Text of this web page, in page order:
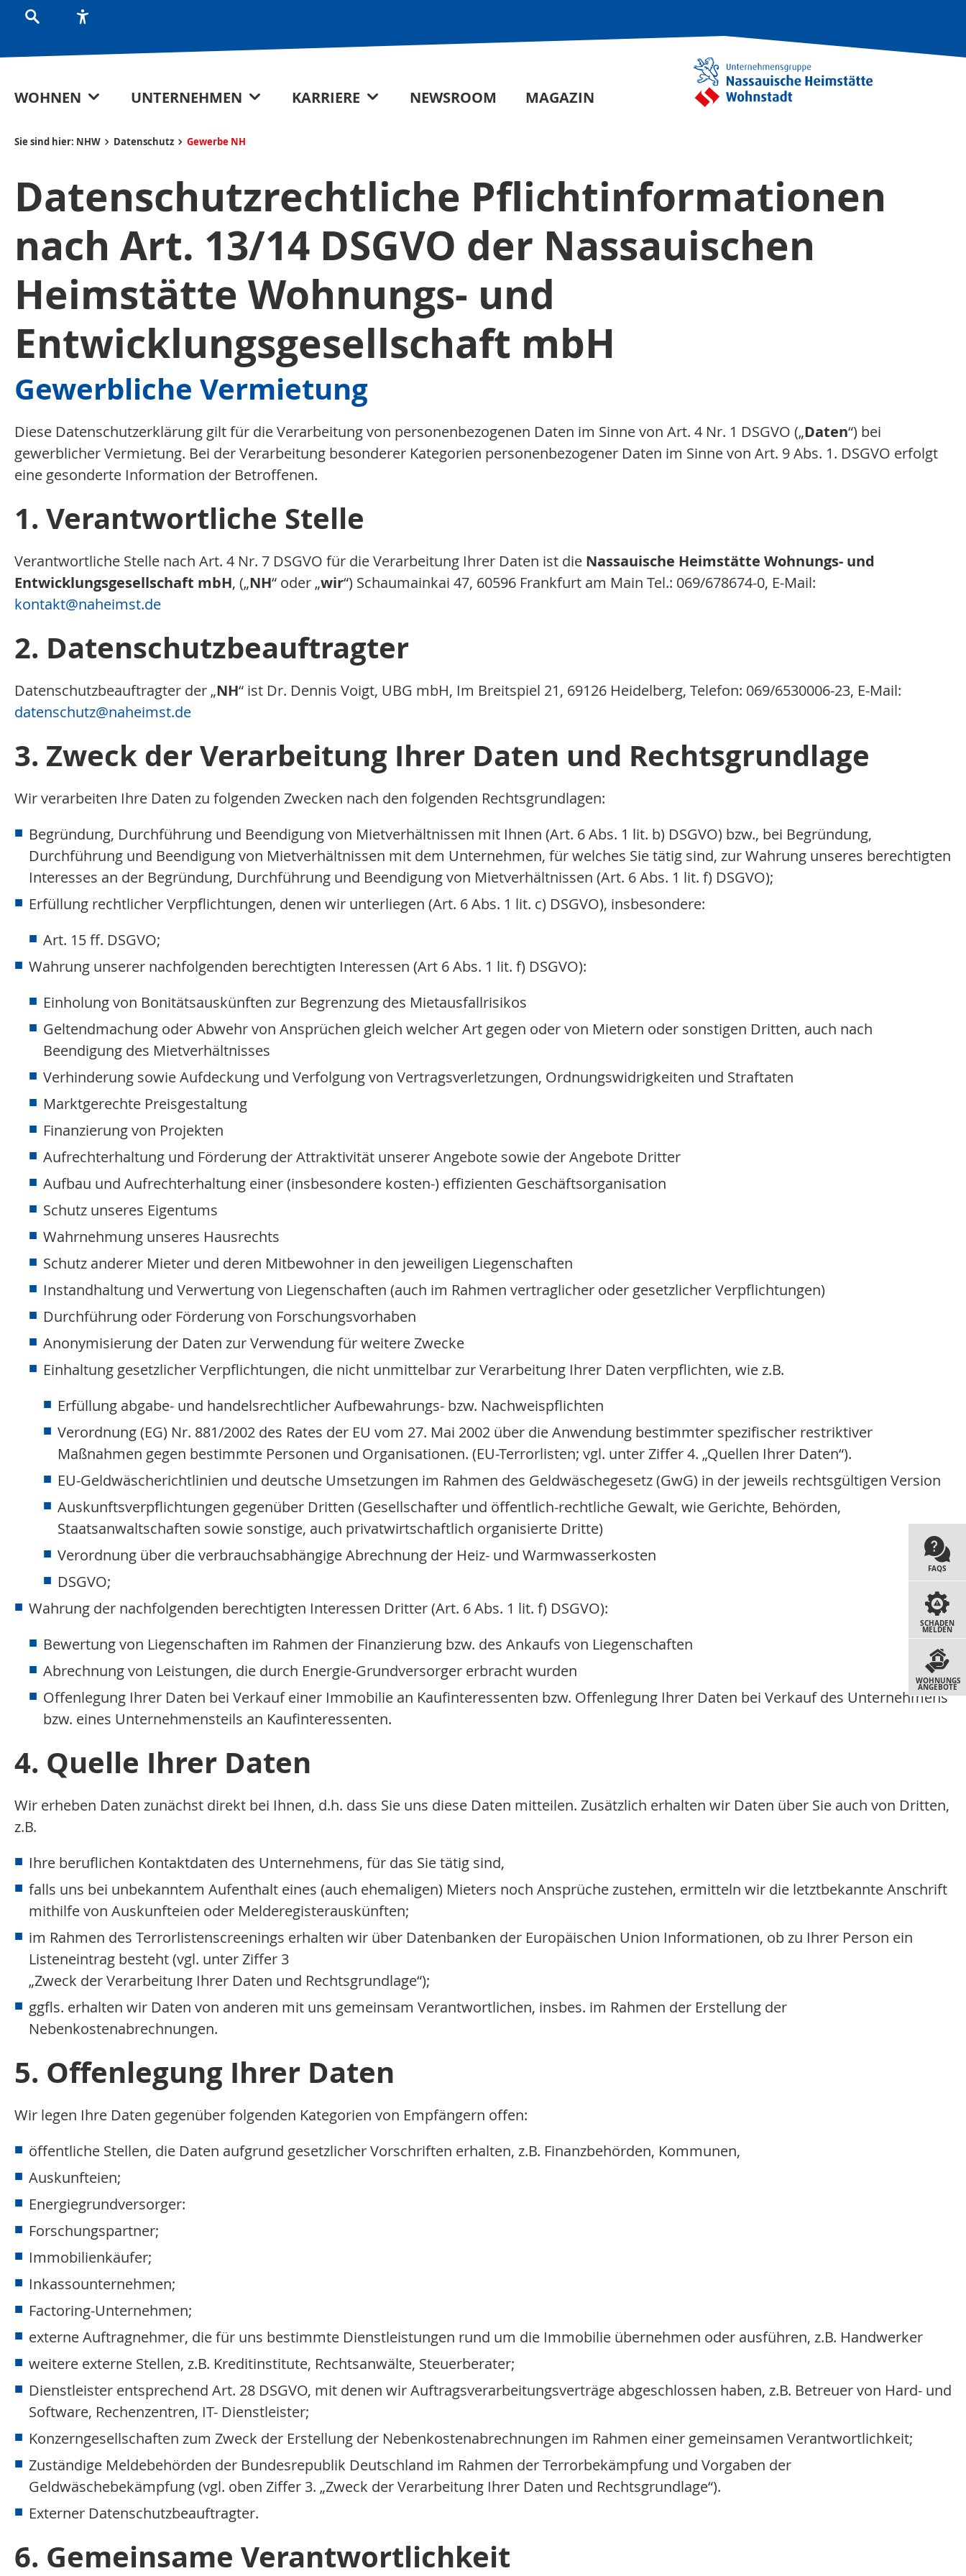
WOHNEN UNTERNEHMEN KARRIERE NEWSROOM MAGAZIN
FAQS
SCHADEN
MELDEN
WOHNUNGS
ANGEBOTE
Sie sind hier: NHW Datenschutz Gewerbe NH
Datenschutzrechtliche Pflichtinformationen
nach Art. 13/14 DSGVO der Nassauischen
Heimstätte Wohnungs- und
Entwicklungsgesellschaft mbH
Gewerbliche Vermietung
Diese Datenschutzerklärung gilt für die Verarbeitung von personenbezogenen Daten im Sinne von Art. 4 Nr. 1 DSGVO („Daten“) bei
gewerblicher Vermietung. Bei der Verarbeitung besonderer Kategorien personenbezogener Daten im Sinne von Art. 9 Abs. 1. DSGVO erfolgt
eine gesonderte Information der Betroffenen.
1. Verantwortliche Stelle
Verantwortliche Stelle nach Art. 4 Nr. 7 DSGVO für die Verarbeitung Ihrer Daten ist die Nassauische Heimstätte Wohnungs- und
Entwicklungsgesellschaft mbH, („NH“ oder „wir“) Schaumainkai 47, 60596 Frankfurt am Main Tel.: 069/678674-0, E-Mail:
kontakt@naheimst.de
2. Datenschutzbeauftragter
Datenschutzbeauftragter der „NH“ ist Dr. Dennis Voigt, UBG mbH, Im Breitspiel 21, 69126 Heidelberg, Telefon: 069/6530006-23, E-Mail:
datenschutz@naheimst.de
3. Zweck der Verarbeitung Ihrer Daten und Rechtsgrundlage
Wir verarbeiten Ihre Daten zu folgenden Zwecken nach den folgenden Rechtsgrundlagen:
Begründung, Durchführung und Beendigung von Mietverhältnissen mit Ihnen (Art. 6 Abs. 1 lit. b) DSGVO) bzw., bei Begründung,
Durchführung und Beendigung von Mietverhältnissen mit dem Unternehmen, für welches Sie tätig sind, zur Wahrung unseres berechtigten
Interesses an der Begründung, Durchführung und Beendigung von Mietverhältnissen (Art. 6 Abs. 1 lit. f) DSGVO);
Erfüllung rechtlicher Verpflichtungen, denen wir unterliegen (Art. 6 Abs. 1 lit. c) DSGVO), insbesondere:
Art. 15 ff. DSGVO;
Wahrung unserer nachfolgenden berechtigten Interessen (Art 6 Abs. 1 lit. f) DSGVO):
Einholung von Bonitätsauskünften zur Begrenzung des Mietausfallrisikos
Geltendmachung oder Abwehr von Ansprüchen gleich welcher Art gegen oder von Mietern oder sonstigen Dritten, auch nach
Beendigung des Mietverhältnisses
Verhinderung sowie Aufdeckung und Verfolgung von Vertragsverletzungen, Ordnungswidrigkeiten und Straftaten
Marktgerechte Preisgestaltung
Finanzierung von Projekten
Aufrechterhaltung und Förderung der Attraktivität unserer Angebote sowie der Angebote Dritter
Aufbau und Aufrechterhaltung einer (insbesondere kosten-) effizienten Geschäftsorganisation
Schutz unseres Eigentums
Wahrnehmung unseres Hausrechts
Schutz anderer Mieter und deren Mitbewohner in den jeweiligen Liegenschaften
Instandhaltung und Verwertung von Liegenschaften (auch im Rahmen vertraglicher oder gesetzlicher Verpflichtungen)
Durchführung oder Förderung von Forschungsvorhaben
Anonymisierung der Daten zur Verwendung für weitere Zwecke
Einhaltung gesetzlicher Verpflichtungen, die nicht unmittelbar zur Verarbeitung Ihrer Daten verpflichten, wie z.B.
Erfüllung abgabe- und handelsrechtlicher Aufbewahrungs- bzw. Nachweispflichten
Verordnung (EG) Nr. 881/2002 des Rates der EU vom 27. Mai 2002 über die Anwendung bestimmter spezifischer restriktiver
Maßnahmen gegen bestimmte Personen und Organisationen. (EU-Terrorlisten; vgl. unter Ziffer 4. „Quellen Ihrer Daten“).
EU-Geldwäscherichtlinien und deutsche Umsetzungen im Rahmen des Geldwäschegesetz (GwG) in der jeweils rechtsgültigen Version
Auskunftsverpflichtungen gegenüber Dritten (Gesellschafter und öffentlich-rechtliche Gewalt, wie Gerichte, Behörden,
Staatsanwaltschaften sowie sonstige, auch privatwirtschaftlich organisierte Dritte)
Verordnung über die verbrauchsabhängige Abrechnung der Heiz- und Warmwasserkosten
DSGVO;
Wahrung der nachfolgenden berechtigten Interessen Dritter (Art. 6 Abs. 1 lit. f) DSGVO):
Bewertung von Liegenschaften im Rahmen der Finanzierung bzw. des Ankaufs von Liegenschaften
Abrechnung von Leistungen, die durch Energie-Grundversorger erbracht wurden
Offenlegung Ihrer Daten bei Verkauf einer Immobilie an Kaufinteressenten bzw. Offenlegung Ihrer Daten bei Verkauf des Unternehmens
bzw. eines Unternehmensteils an Kaufinteressenten.
4. Quelle Ihrer Daten
Wir erheben Daten zunächst direkt bei Ihnen, d.h. dass Sie uns diese Daten mitteilen. Zusätzlich erhalten wir Daten über Sie auch von Dritten,
z.B.
Ihre beruflichen Kontaktdaten des Unternehmens, für das Sie tätig sind,
falls uns bei unbekanntem Aufenthalt eines (auch ehemaligen) Mieters noch Ansprüche zustehen, ermitteln wir die letztbekannte Anschrift
mithilfe von Auskunfteien oder Melderegisterauskünften;
im Rahmen des Terrorlistenscreenings erhalten wir über Datenbanken der Europäischen Union Informationen, ob zu Ihrer Person ein
Listeneintrag besteht (vgl. unter Ziffer 3
„Zweck der Verarbeitung Ihrer Daten und Rechtsgrundlage“);
ggfls. erhalten wir Daten von anderen mit uns gemeinsam Verantwortlichen, insbes. im Rahmen der Erstellung der
Nebenkostenabrechnungen.
5. Offenlegung Ihrer Daten
Wir legen Ihre Daten gegenüber folgenden Kategorien von Empfängern offen:
öffentliche Stellen, die Daten aufgrund gesetzlicher Vorschriften erhalten, z.B. Finanzbehörden, Kommunen,
Auskunfteien;
Energiegrundversorger:
Forschungspartner;
Immobilienkäufer;
Inkassounternehmen;
Factoring-Unternehmen;
externe Auftragnehmer, die für uns bestimmte Dienstleistungen rund um die Immobilie übernehmen oder ausführen, z.B. Handwerker
weitere externe Stellen, z.B. Kreditinstitute, Rechtsanwälte, Steuerberater;
Dienstleister entsprechend Art. 28 DSGVO, mit denen wir Auftragsverarbeitungsverträge abgeschlossen haben, z.B. Betreuer von Hard- und
Software, Rechenzentren, IT- Dienstleister;
Konzerngesellschaften zum Zweck der Erstellung der Nebenkostenabrechnungen im Rahmen einer gemeinsamen Verantwortlichkeit;
Zuständige Meldebehörden der Bundesrepublik Deutschland im Rahmen der Terrorbekämpfung und Vorgaben der
Geldwäschebekämpfung (vgl. oben Ziffer 3. „Zweck der Verarbeitung Ihrer Daten und Rechtsgrundlage“).
Externer Datenschutzbeauftragter.
6. Gemeinsame Verantwortlichkeit